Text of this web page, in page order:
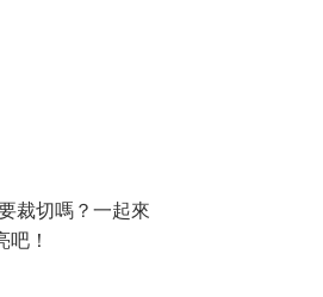
裁切嗎？一起來
！